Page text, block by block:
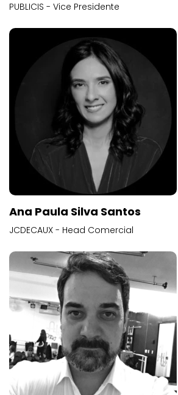
PUBLICIS - Vice Presidente
Ana Paula Silva Santos
JCDECAUX - Head Comercial